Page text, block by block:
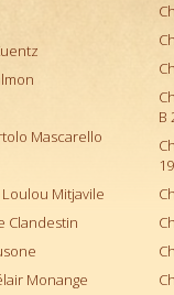
Burlotto
Mascarello
Mitjavile
Clandestin
Monange
B